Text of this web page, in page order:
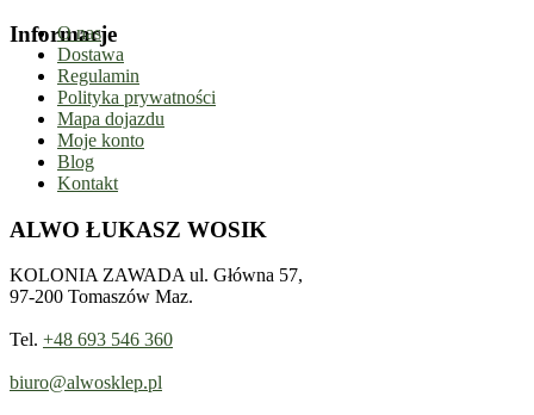
Informacje
O nas
Dostawa
Regulamin
Polityka prywatności
Mapa dojazdu
Moje konto
Blog
Kontakt
ALWO ŁUKASZ WOSIK
KOLONIA ZAWADA ul. Główna 57,
97-200 Tomaszów Maz.
Tel. +48 693 546 360
biuro@alwosklep.pl